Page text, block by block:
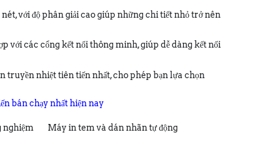
với độ phân giải cao giúp những chi tiết nhỏ trở nên
với các cổng kết nối thông minh, giúp dễ dàng kết nối
truyền nhiệt tiên tiến nhất, cho phép bạn lựa chọn
bán chạy nhất hiện nay
nghiệm Máy in tem và dán nhãn tự động